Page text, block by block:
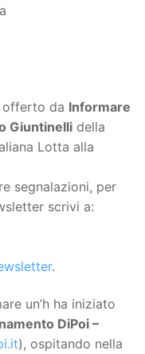
offerto da Informare
Giuntinelli della
Lotta alla
segnalazioni, per
scrivi a:
.
un’h ha iniziato
DiPoi –
), ospitando nella